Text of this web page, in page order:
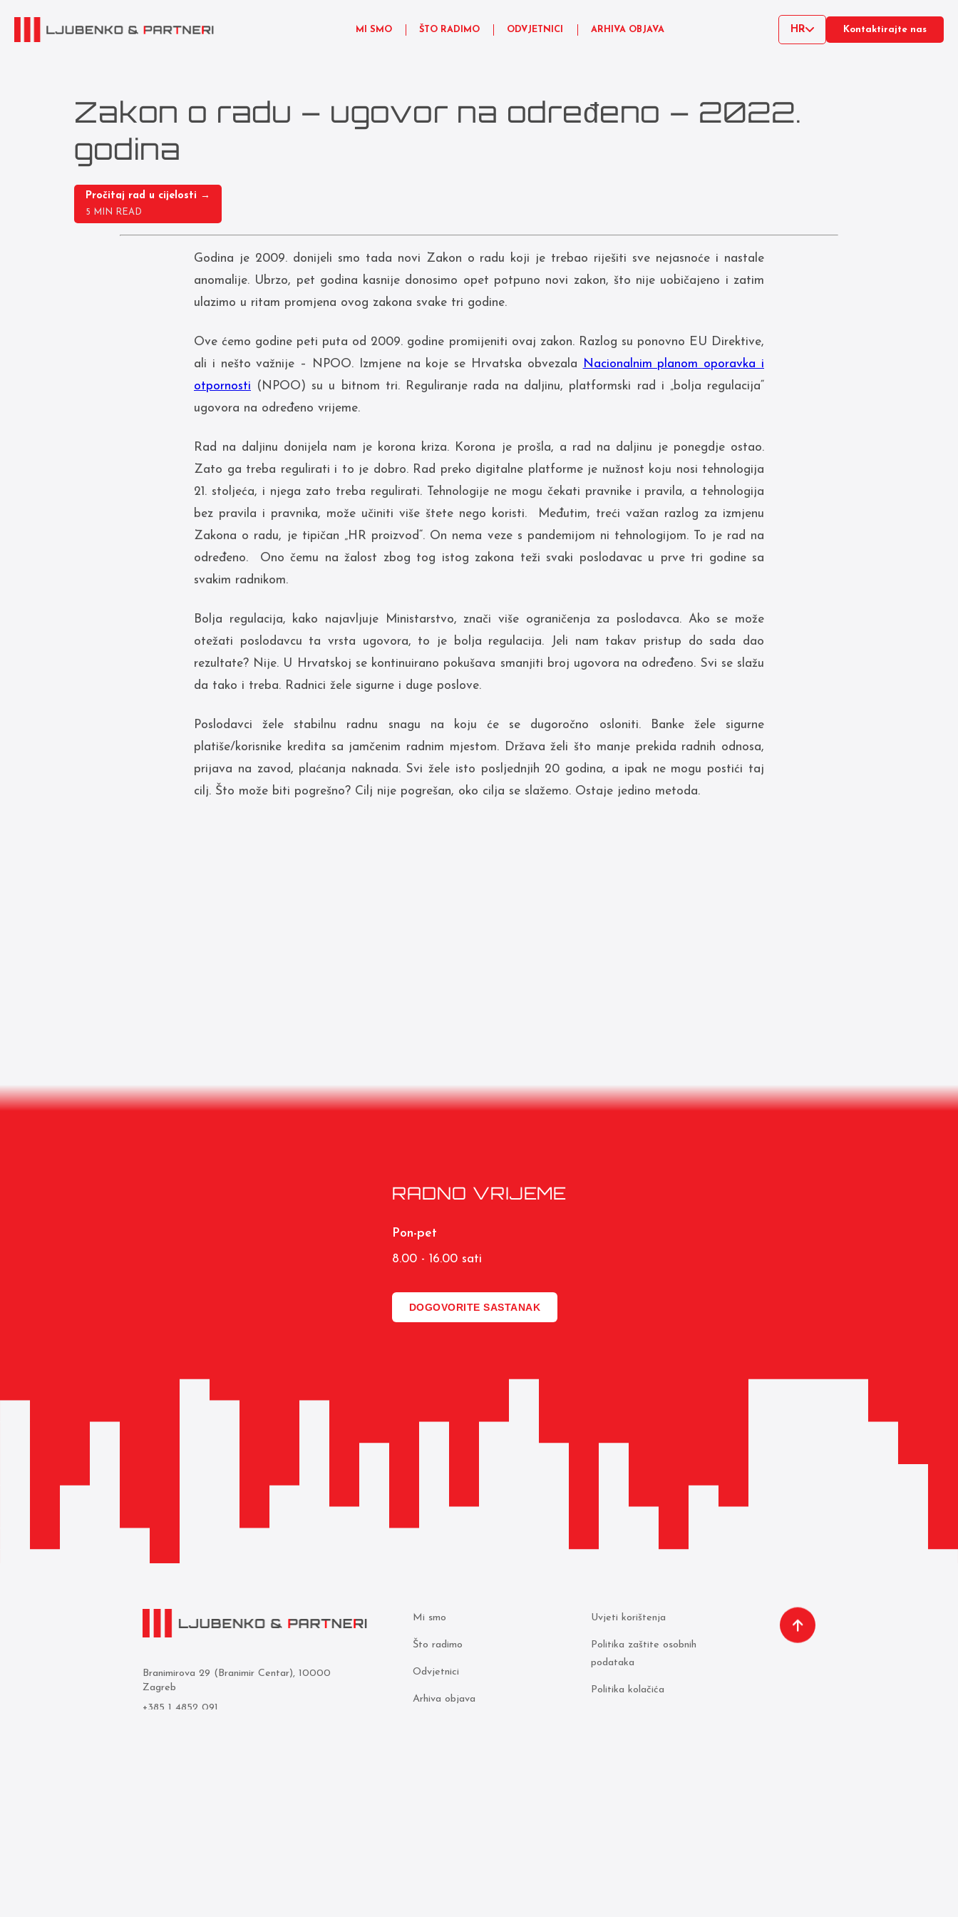
MI SMO ŠTO RADIMO ODVJETNICI ARHIVA OBJAVA HR Kontaktirajte nas
Zakon o radu – ugovor na određeno – 2022.
godina
Pročitaj rad u cijelosti →
5 MIN READ
Godina je 2009. donijeli smo tada novi Zakon o radu koji je trebao riješiti sve nejasnoće i nastale
anomalije. Ubrzo, pet godina kasnije donosimo opet potpuno novi zakon, što nije uobičajeno i zatim
ulazimo u ritam promjena ovog zakona svake tri godine.
Ove ćemo godine peti puta od 2009. godine promijeniti ovaj zakon. Razlog su ponovno EU Direktive,
ali i nešto važnije – NPOO. Izmjene na koje se Hrvatska obvezala
Nacionalnim planom oporavka i
otpornosti (NPOO) su u bitnom tri. Reguliranje rada na daljinu, platformski rad i „bolja regulacija“
ugovora na određeno vrijeme.
Rad na daljinu donijela nam je korona kriza. Korona je prošla, a rad na daljinu je ponegdje ostao.
Zato ga treba regulirati i to je dobro. Rad preko digitalne platforme je nužnost koju nosi tehnologija
21. stoljeća, i njega zato treba regulirati. Tehnologije ne mogu čekati pravnike i pravila, a tehnologija
bez pravila i pravnika, može učiniti više štete nego koristi. Međutim, treći važan razlog za izmjenu
Zakona o radu, je tipičan „HR proizvod“. On nema veze s pandemijom ni tehnologijom. To je rad na
određeno. Ono čemu na žalost zbog tog istog zakona teži svaki poslodavac u prve tri godine sa
svakim radnikom.
Bolja regulacija, kako najavljuje Ministarstvo, znači više ograničenja za poslodavca. Ako se može
otežati poslodavcu ta vrsta ugovora, to je bolja regulacija. Jeli nam takav pristup do sada dao
rezultate? Nije. U Hrvatskoj se kontinuirano pokušava smanjiti broj ugovora na određeno. Svi se slažu
da tako i treba. Radnici žele sigurne i duge poslove.
Poslodavci žele stabilnu radnu snagu na koju će se dugoročno osloniti. Banke žele sigurne
platiše/korisnike kredita sa jamčenim radnim mjestom. Država želi što manje prekida radnih odnosa,
prijava na zavod, plaćanja naknada. Svi žele isto posljednjih 20 godina, a ipak ne mogu postići taj
cilj. Što može biti pogrešno? Cilj nije pogrešan, oko cilja se slažemo. Ostaje jedino metoda.
RADNO VRIJEME
Pon-pet
8.00 - 16.00 sati
DOGOVORITE SASTANAK
Branimirova 29 (Branimir Centar), 10000
Zagreb
+385 1 4852 091
Mi smo
Što radimo
Odvjetnici
Arhiva objava
Uvjeti korištenja
Politika zaštite osobnih
podataka
Politika kolačića